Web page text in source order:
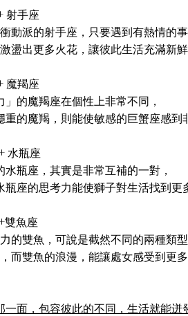
射手座
派的射手座，只要遇到有熱情的
盪出更多火花，讓彼此生活充滿新鮮
魔羯座
的魔羯座在個性上非常不同，
的魔羯，則能使敏感的巨蟹座感到
水瓶座
瓶座，其實是非常互補的一對，
座的思考力能使獅子對生活找到更
雙魚座
的雙魚，可說是截然不同的兩種類型
雙魚的浪漫，能讓處女感受到更多
面，包容彼此的不同，生活就能迸